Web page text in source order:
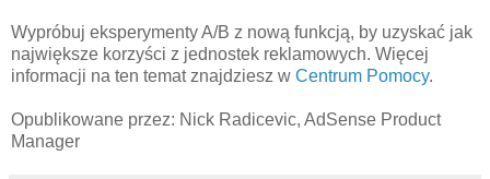
Wypróbuj eksperymenty A/B z nową funkcją, by uzyskać jak
największe korzyści z jednostek reklamowych. Więcej
informacji na ten temat znajdziesz w Centrum Pomocy.
Opublikowane przez: Nick Radicevic, AdSense Product
Manager